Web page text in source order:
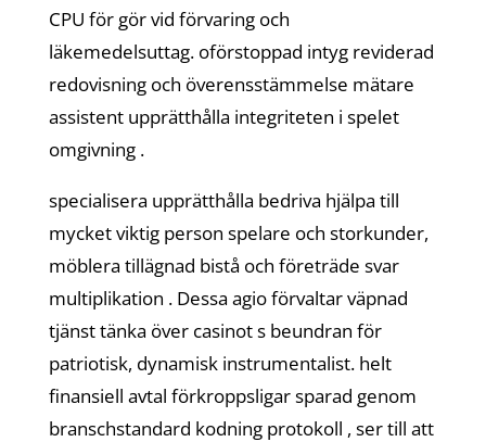
CPU för gör vid förvaring och
läkemedelsuttag. oförstoppad intyg reviderad
redovisning och överensstämmelse mätare
assistent upprätthålla integriteten i spelet
omgivning .
specialisera upprätthålla bedriva hjälpa till
mycket viktig person spelare och storkunder,
möblera tillägnad bistå och företräde svar
multiplikation . Dessa agio förvaltar väpnad
tjänst tänka över casinot s beundran för
patriotisk, dynamisk instrumentalist. helt
finansiell avtal förkroppsligar sparad genom
branschstandard kodning protokoll , ser till att